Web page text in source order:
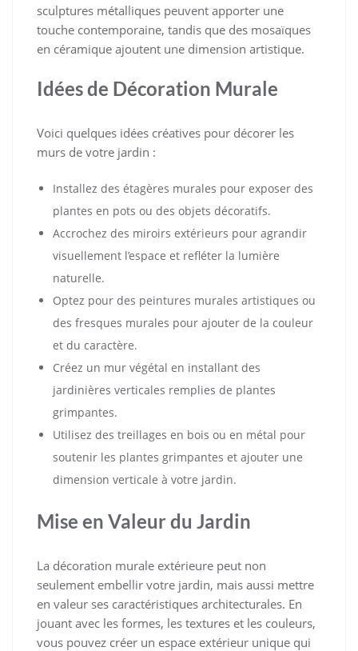
sculptures métalliques peuvent apporter une
touche contemporaine, tandis que des mosaïques
en céramique ajoutent une dimension artistique.
Idées de Décoration Murale
Voici quelques idées créatives pour décorer les
murs de votre jardin :
Installez des étagères murales pour exposer des
plantes en pots ou des objets décoratifs.
Accrochez des miroirs extérieurs pour agrandir
visuellement l’espace et refléter la lumière
naturelle.
Optez pour des peintures murales artistiques ou
des fresques murales pour ajouter de la couleur
et du caractère.
Créez un mur végétal en installant des
jardinières verticales remplies de plantes
grimpantes.
Utilisez des treillages en bois ou en métal pour
soutenir les plantes grimpantes et ajouter une
dimension verticale à votre jardin.
Mise en Valeur du Jardin
La décoration murale extérieure peut non
seulement embellir votre jardin, mais aussi mettre
en valeur ses caractéristiques architecturales. En
jouant avec les formes, les textures et les couleurs,
vous pouvez créer un espace extérieur unique qui